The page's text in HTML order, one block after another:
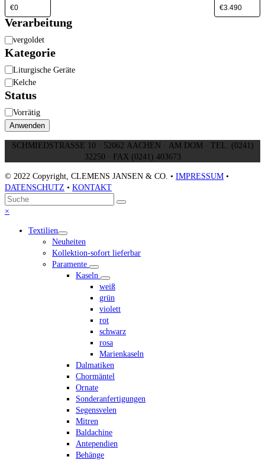
Verarbeitung
Verarbeitung
vergoldet
Kategorie
Kategorie
Liturgische Geräte
Kelche
Status
Verfügbarkeit
Vorrätig
Anwenden
SCHMIEDSTRASSE 10 · 52062 AACHEN · AM DOM · TEL. (0241)
32250 · FAX (0241) 403673
© 2022 Copyright, CLEMENS JANSEN & CO. • IMPRESSUM •
DATENSCHUTZ • KONTAKT
An
den
scrollen
Suche
Senden
×
menu
Textilien
Neuheiten
Kollektion-sofort lieferbar
Paramente
Kaseln
weiß
grün
violett
rot
schwarz
rosa
Marienkaseln
Dalmatiken
Chormäntel
Ornate
Sonderanfertigungen
Segensvelen
Mitren
Baldachine
Antependien
Behänge